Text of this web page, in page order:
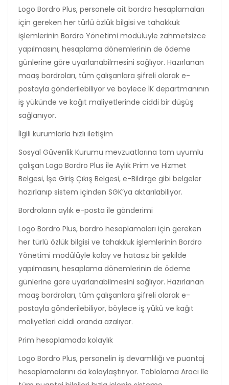
Logo Bordro Plus, personele ait bordro hesaplamaları
için gereken her türlü özlük bilgisi ve tahakkuk
işlemlerinin Bordro Yönetimi modülüyle zahmetsizce
yapılmasını, hesaplama dönemlerinin de ödeme
günlerine göre uyarlanabilmesini sağlıyor. Hazırlanan
maaş bordroları, tüm çalışanlara şifreli olarak e-
postayla gönderilebiliyor ve böylece İK departmanının
iş yükünde ve kağıt maliyetlerinde ciddi bir düşüş
sağlanıyor.
İlgili kurumlarla hızlı iletişim
Sosyal Güvenlik Kurumu mevzuatlarına tam uyumlu
çalışan Logo Bordro Plus ile Aylık Prim ve Hizmet
Belgesi, İşe Giriş Çıkış Belgesi, e-Bildirge gibi belgeler
hazırlanıp sistem içinden SGK’ya aktarılabiliyor.
Bordroların aylık e-posta ile gönderimi
Logo Bordro Plus, bordro hesaplamaları için gereken
her türlü özlük bilgisi ve tahakkuk işlemlerinin Bordro
Yönetimi modülüyle kolay ve hatasız bir şekilde
yapılmasını, hesaplama dönemlerinin de ödeme
günlerine göre uyarlanabilmesini sağlıyor. Hazırlanan
maaş bordroları, tüm çalışanlara şifreli olarak e-
postayla gönderilebiliyor, böylece iş yükü ve kağıt
maliyetleri ciddi oranda azalıyor.
Prim hesaplamada kolaylık
Logo Bordro Plus, personelin iş devamlılığı ve puantaj
hesaplamalarını da kolaylaştırıyor. Tablolama Aracı ile